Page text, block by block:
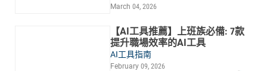
March 04, 2026
【AI工具推薦】上班族必備: 7款
提升職場效率的AI工具
AI工具指南
February 09, 2026